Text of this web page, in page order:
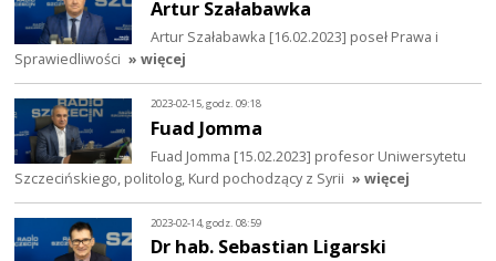
Artur Szałabawka
Artur Szałabawka [16.02.2023] poseł Prawa i
Sprawiedliwości » więcej
2023-02-15, godz. 09:18
Fuad Jomma
Fuad Jomma [15.02.2023] profesor Uniwersytetu
Szczecińskiego, politolog, Kurd pochodzący z Syrii » więcej
2023-02-14, godz. 08:59
Dr hab. Sebastian Ligarski